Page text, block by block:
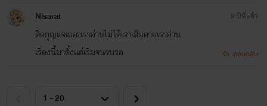
Nisarat
ติดกุญแจเถอะเราอ่านไม่ได้เราเสียดายเราอ่าน
เรื่องนี้มาตั้งแต่เริ่มจนจบรอ
9 ปีที่แล้ว
ตอบกลับ